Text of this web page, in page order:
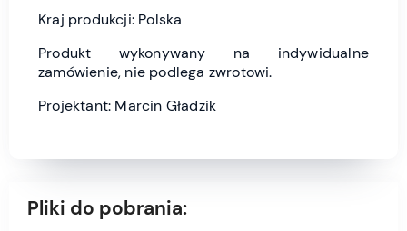
Kraj produkcji: Polska
Produkt wykonywany na indywidualne
zamówienie, nie podlega zwrotowi.
Projektant: Marcin Gładzik
Pliki do pobrania: